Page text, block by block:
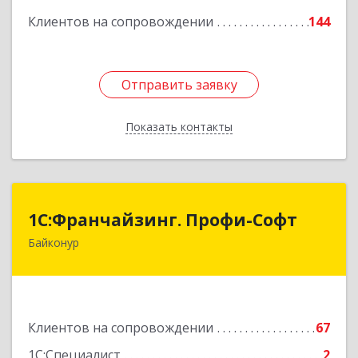
Клиентов на сопровождении 144
Отправить заявку
Показать контакты
Отправить заявку
Назад
1С:Франчайзинг. Профи-Софт
Байконур
Клиентов на сопровождении
67
1С:Франчайзинг. Профи-Софт
468320, Байконур г, Ленина ул, дом № 10,